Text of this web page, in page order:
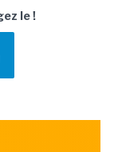
le !